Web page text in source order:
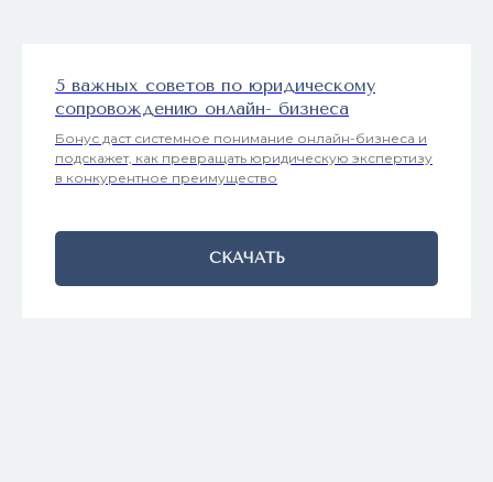
5 важных советов по юридическому
сопровождению онлайн- бизнеса
Бонус даст системное понимание онлайн-бизнеса и
подскажет, как превращать юридическую экспертизу
в конкурентное преимущество
СКАЧАТЬ